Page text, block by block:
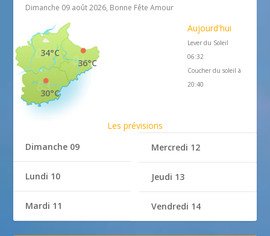
Dimanche 09 août 2026, Bonne Fête Amour
36°C
34°C
30°C
Aujourd'hui
Lever du Soleil
06:32
Coucher du soleil à
20:40
Les prévisions
Dimanche 09
Lundi 10
Mardi 11
Mercredi 12
Jeudi 13
Vendredi 14